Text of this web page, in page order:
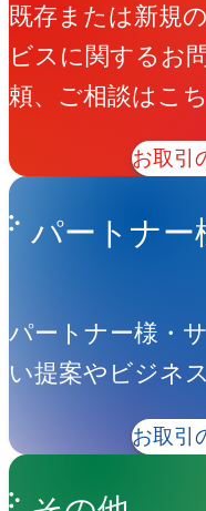
既存または新規
ビスに関するお
頼、ご相談はこ
お取引
パートナー
パートナー様・
い提案やビジネ
お取引